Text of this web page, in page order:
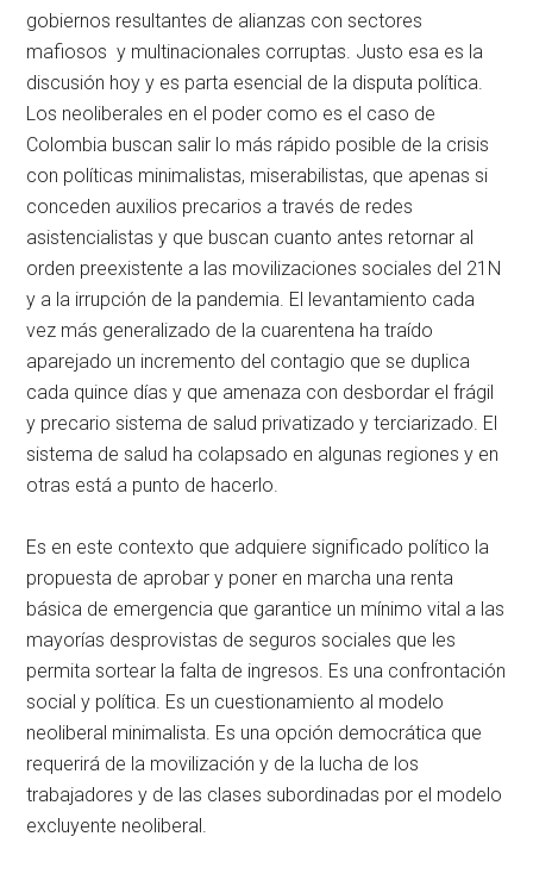
gobiernos resultantes de alianzas con sectores
mafiosos y multinacionales corruptas. Justo esa es la
discusión hoy y es parta esencial de la disputa política.
Los neoliberales en el poder como es el caso de
Colombia buscan salir lo más rápido posible de la crisis
con políticas minimalistas, miserabilistas, que apenas si
conceden auxilios precarios a través de redes
asistencialistas y que buscan cuanto antes retornar al
orden preexistente a las movilizaciones sociales del 21N
y a la irrupción de la pandemia. El levantamiento cada
vez más generalizado de la cuarentena ha traído
aparejado un incremento del contagio que se duplica
cada quince días y que amenaza con desbordar el frágil
y precario sistema de salud privatizado y terciarizado. El
sistema de salud ha colapsado en algunas regiones y en
otras está a punto de hacerlo.
Es en este contexto que adquiere significado político la
propuesta de aprobar y poner en marcha una renta
básica de emergencia que garantice un mínimo vital a las
mayorías desprovistas de seguros sociales que les
permita sortear la falta de ingresos. Es una confrontación
social y política. Es un cuestionamiento al modelo
neoliberal minimalista. Es una opción democrática que
requerirá de la movilización y de la lucha de los
trabajadores y de las clases subordinadas por el modelo
excluyente neoliberal.